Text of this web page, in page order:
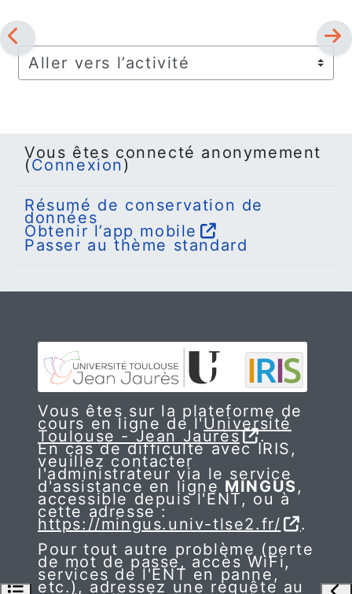
Aller vers l’activité
Vous êtes connecté anonymement
(Connexion)
Résumé de conservation de
données
Obtenir l’app mobile
Passer au thème standard
Vous êtes sur la plateforme de
cours en ligne de l'Université
Toulouse - Jean Jaurès .
En cas de difficulté avec IRIS,
veuillez contacter
l'administrateur via le service
d'assistance en ligne MINGUS,
accessible depuis l'ENT, ou à
cette adresse :
https://mingus.univ-tlse2.fr/
.
Pour tout autre problème (perte
de mot de passe, accès WiFi,
services de l'ENT en panne,
etc.), adressez une requête au